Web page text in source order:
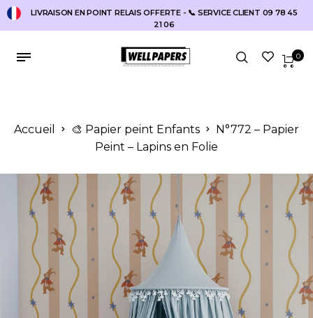
LIVRAISON EN POINT RELAIS OFFERTE - 📞 SERVICE CLIENT 09 78 45
21 06
0
Accueil 🎨 Papier peint Enfants
N°772 – Papier
Peint – Lapins en Folie